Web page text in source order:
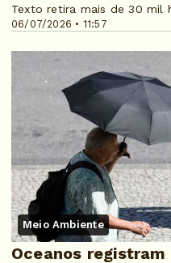
06/07/2026 • 11:57
Texto retira mais de 30 mil
Meio Ambiente
Oceanos